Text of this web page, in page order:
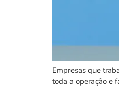
Empresas que
toda a operação e